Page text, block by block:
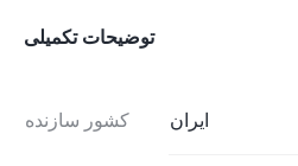
توضیحات تکمیلی
کشور سازنده ایران